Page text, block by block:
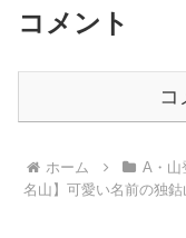
コメント
コ
ホーム A・山
名山】可愛い名前の独